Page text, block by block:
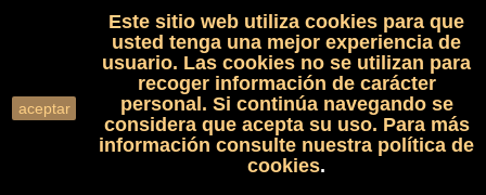
shopping_cart(0)

search
aceptar
Este sitio web utiliza cookies para que
usted tenga una mejor experiencia de
usuario. Las cookies no se utilizan para
recoger información de carácter
personal. Si continúa navegando se
considera que acepta su uso. Para más
información consulte nuestra política de
cookies.